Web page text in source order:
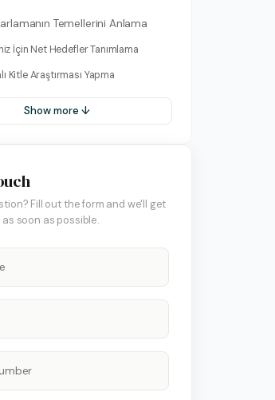
Temellerini Anlama
İçin Net Hedefler Tanımlama
Kitle Araştırması Yapma
Show more ↓
Fill out the form and we'll get
soon as possible.